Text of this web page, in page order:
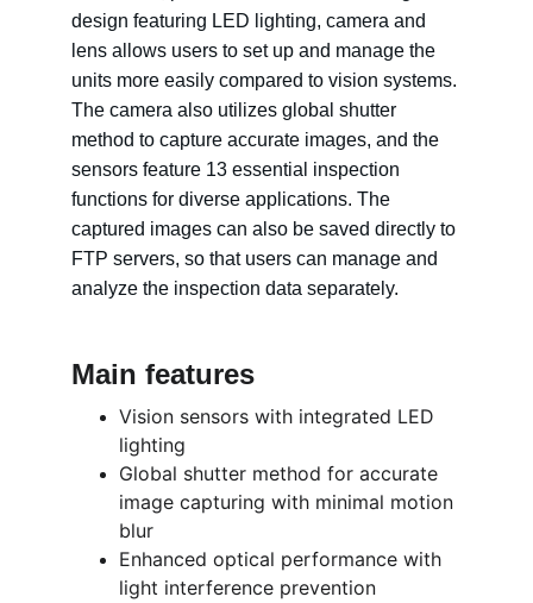
design featuring LED lighting, camera and
lens allows users to set up and manage the
units more easily compared to vision systems.
The camera also utilizes global shutter
method to capture accurate images, and the
sensors feature 13 essential inspection
functions for diverse applications. The
captured images can also be saved directly to
FTP servers, so that users can manage and
analyze the inspection data separately.
Main features
Vision sensors with integrated LED
lighting
Global shutter method for accurate
image capturing with minimal motion
blur
Enhanced optical performance with
light interference prevention